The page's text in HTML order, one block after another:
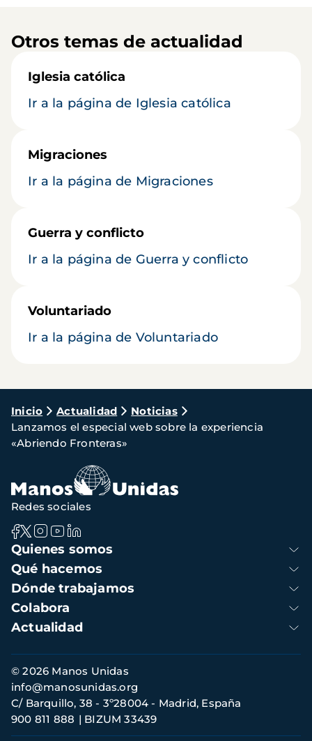
Otros temas de actualidad
Iglesia católica
Ir a la página de Iglesia católica
Migraciones
Ir a la página de Migraciones
Guerra y conflicto
Ir a la página de Guerra y conflicto
Voluntariado
Ir a la página de Voluntariado
Ruta
de
navegación
Inicio Actualidad
Noticias
Lanzamos el especial web sobre la experiencia
«Abriendo Fronteras»
Navegación
principal
Quienes somos
Qué hacemos
Dónde trabajamos
Colabora
Actualidad
Redes sociales
Información
de
contacto
© 2026 Manos Unidas
C/ Barquillo, 38 - 3º28004 - Madrid, España
900 811 888
BIZUM 33439
info@manosunidas.org